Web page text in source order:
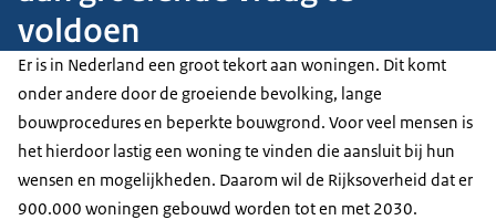
voldoen
Er is in Nederland een groot tekort aan woningen. Dit komt
onder andere door de groeiende bevolking, lange
bouwprocedures en beperkte bouwgrond. Voor veel mensen is
het hierdoor lastig een woning te vinden die aansluit bij hun
wensen en mogelijkheden. Daarom wil de Rijksoverheid dat er
900.000 woningen gebouwd worden tot en met 2030.